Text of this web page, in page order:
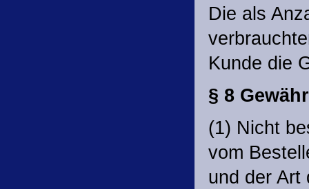
Die als
Kunde die
§ 8
(1) Nicht
vom
und der Art